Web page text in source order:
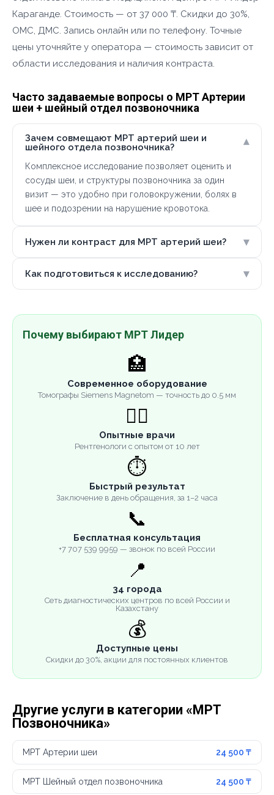
Караганде. Стоимость — от 37 000 ₸. Скидки до 30%,
ОМС, ДМС. Запись онлайн или по телефону. Точные
цены уточняйте у оператора — стоимость зависит от
области исследования и наличия контраста.
Часто задаваемые вопросы о МРТ Артерии
шеи + шейный отдел позвоночника
Зачем совмещают МРТ артерий шеи и
шейного отдела позвоночника?
▾
Комплексное исследование позволяет оценить и
сосуды шеи, и структуры позвоночника за один
визит — это удобно при головокружении, болях в
шее и подозрении на нарушение кровотока.
Нужен ли контраст для МРТ артерий шеи? ▾
Как подготовиться к исследованию? ▾
Почему выбирают МРТ Лидер
🏥
Современное оборудование
Томографы Siemens Magnetom — точность до 0.5 мм
👨‍⚕️
Опытные врачи
Рентгенологи с опытом от 10 лет
⏱️
Быстрый результат
Заключение в день обращения, за 1–2 часа
📞
Бесплатная консультация
+7 707 539 9959 — звонок по всей России
📍
34 города
Сеть диагностических центров по всей России и
Казахстану
💰
Доступные цены
Скидки до 30%, акции для постоянных клиентов
Другие услуги в категории «МРТ
Позвоночника»
МРТ Артерии шеи 24 500 ₸
МРТ Шейный отдел позвоночника 24 500 ₸